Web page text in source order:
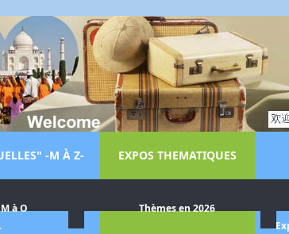
-M À Z-
à O
EXPOS THEMATIQUES
Thèmes en 2026